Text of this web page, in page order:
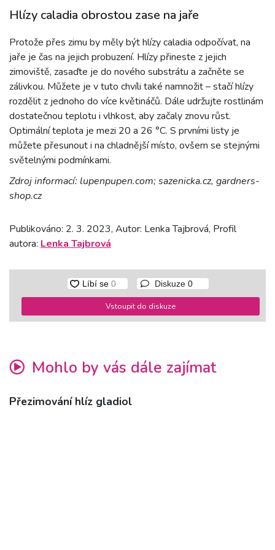
Hlízy caladia obrostou zase na jaře
Protože přes zimu by měly být hlízy caladia odpočívat, na
jaře je čas na jejich probuzení. Hlízy přineste z jejich
zimoviště, zasaďte je do nového substrátu a začněte se
zálivkou. Můžete je v tuto chvíli také namnožit – stačí hlízy
rozdělit z jednoho do více květináčů. Dále udržujte rostlinám
dostatečnou teplotu i vlhkost, aby začaly znovu růst.
Optimální teplota je mezi 20 a 26 °C. S prvními listy je
můžete přesunout i na chladnější místo, ovšem se stejnými
světelnými podmínkami.
Zdroj informací: lupenpupen.com; sazenicka.cz, gardners-
shop.cz
Publikováno: 2. 3. 2023, Autor: Lenka Tajbrová, Profil
autora: Lenka Tajbrová
Diskuze 0
Vstoupit do diskuze
Mohlo by vás dále zajímat
Přezimování hlíz gladiol